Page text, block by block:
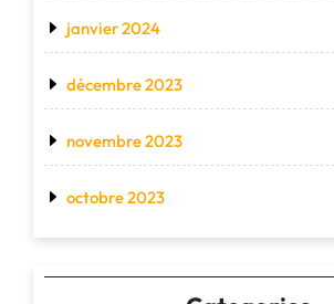
janvier 2024
décembre 2023
novembre 2023
octobre 2023